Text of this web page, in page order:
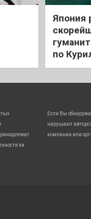
Япония
по
за
Если Вы
нарушают
компании или